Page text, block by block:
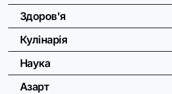
Здоров'я
Кулінарія
Наука
Азарт